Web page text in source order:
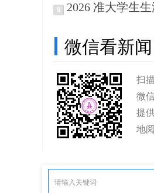
微信看新闻
扫
微
提
地
9